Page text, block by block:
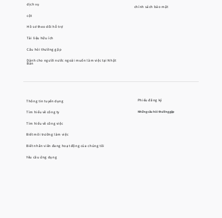
Thông tin tuyển dụng
Tìm hiểu về công ty
Tìm hiểu về công việc
Biết môi trường làm việc
Biết nhân viên đang hoạt động của chúng tôi
Yêu cầu ứng dụng
Phiếu đăng ký
Những câu hỏi thường gặp
dịch vụ
cột
Hồ sơ theo dõi hỗ trợ
Tài liệu hữu ích
Câu hỏi thường gặp
Dành cho người nước ngoài muốn làm việc tại Nhật
Bản
chính sách bảo mật